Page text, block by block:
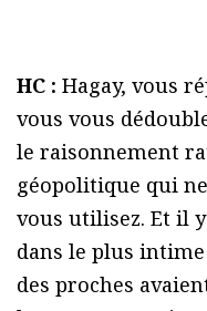
HC : Hagay, vous
vous vous
le raisonnement
géopolitique qui
vous utilisez. Et il
dans le plus
des proches